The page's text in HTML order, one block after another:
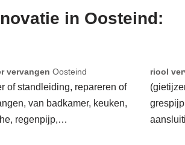
in Oosteind:
vervangen Oosteind
of standleiding, repareren of
van badkamer, keuken,
regenpijp,…
riool